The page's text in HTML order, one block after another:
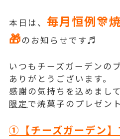
本日は、 毎月恒例🎊
🎁のお知らせです♬
いつもチーズガーデンの
ありがとうございます。
感謝の気持ちを込めまして
限定 で焼菓子のプレゼン
①【チーズガーデン